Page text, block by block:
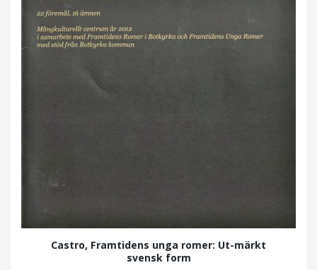
Castro, Framtidens unga romer: Ut-märkt
svensk form